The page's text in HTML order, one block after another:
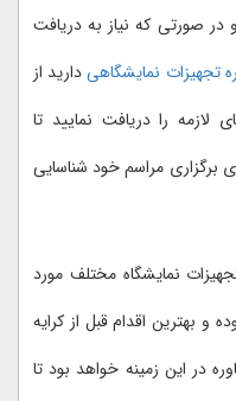
صورتی که نیاز به دریافت
تجهیزات نمایشگاهیدارید از
لازمه را دریافت نمایید تا
برگزاری مراسم خود شناسایی
نمایشگاه مختلف مورد
و بهترین اقدام قبل از کرایه
در این زمینه خواهد بود تا